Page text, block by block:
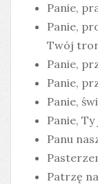
Panie,
Panie,
Twój
Panie,
Panie,
Panie,
Panie,
Panu
Patrzę